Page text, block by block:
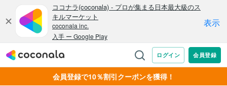
会員登録で10％割引クーポンを獲得！